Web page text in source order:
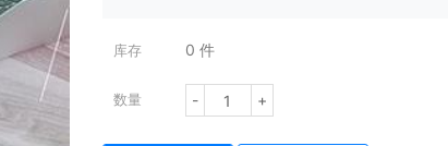
库存 0 件
数量 - +